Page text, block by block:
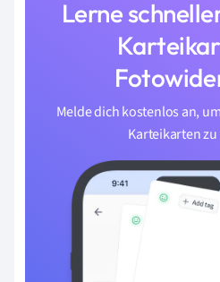
Lerne
Melde dich kostenlos an,
Karteikarten